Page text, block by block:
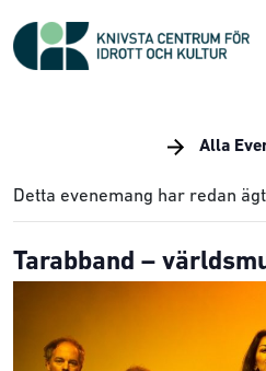
Alla
Detta evenemang har redan
Tarabband –